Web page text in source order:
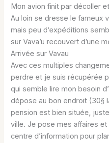
Mon avion finit par décoller
Au loin se dresse le fameux
mais peu d’expéditions
sur Vava’u recouvert d’une
Arrivée sur Vavau
Avec ces multiples
perdre et je suis récupérée
qui semble lire mon besoin
dépose au bon endroit (30§
pension est bien située,
ville. Je pose mes affaires et
centre d’information pour